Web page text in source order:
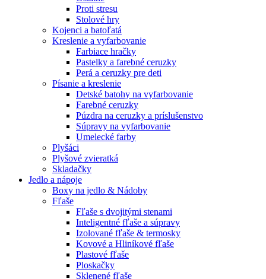
Proti stresu
Stolové hry
Kojenci a batoľatá
Kreslenie a vyfarbovanie
Farbiace hračky
Pastelky a farebné ceruzky
Perá a ceruzky pre deti
Písanie a kreslenie
Detské batohy na vyfarbovanie
Farebné ceruzky
Púzdra na ceruzky a príslušenstvo
Súpravy na vyfarbovanie
Umelecké farby
Plyšáci
Plyšové zvieratká
Skladačky
Jedlo a nápoje
Boxy na jedlo & Nádoby
Fľaše
Fľaše s dvojitými stenami
Inteligentné fľaše a súpravy
Izolované fľaše & termosky
Kovové a Hliníkové fľaše
Plastové fľaše
Ploskačky
Sklenené fľaše